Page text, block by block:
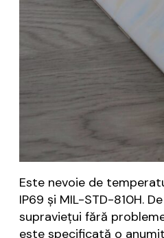
Este nevoie de
IP69 și MIL-STD-810H.
supraviețui fără
este specificată o